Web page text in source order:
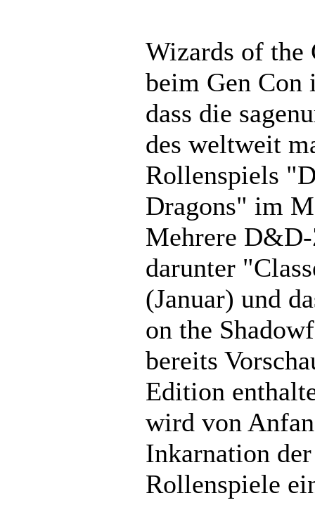
Wizards of the
beim Gen Con
dass die
des weltweit
Rollenspiels
Dragons" im
Mehrere D&D-
darunter
(Januar) und
on the
bereits
Edition
wird von
Inkarnation
Rollenspiele